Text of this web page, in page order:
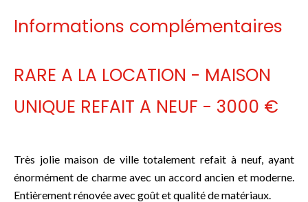
Informations complémentaires
RARE A LA LOCATION - MAISON
UNIQUE REFAIT A NEUF - 3000 €
Très jolie maison de ville totalement refait à neuf, ayant
énormément de charme avec un accord ancien et moderne.
Entièrement rénovée avec goût et qualité de matériaux.